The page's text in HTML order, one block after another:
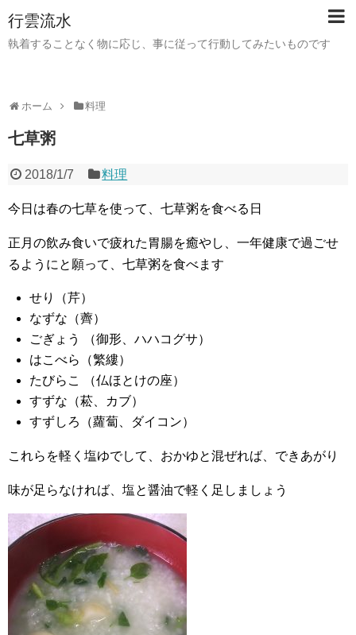
行雲流水
執着することなく物に応じ、事に従って行動してみたいものです
ホーム 料理
七草粥
2018/1/7 料理
今日は春の七草を使って、七草粥を食べる日
正月の飲み食いで疲れた胃腸を癒やし、一年健康で過ごせ
るようにと願って、七草粥を食べます
せり（芹）
なずな（薺）
ごぎょう （御形、ハハコグサ）
はこべら（繁縷）
たびらこ （仏ほとけの座）
すずな（菘、カブ）
すずしろ（蘿蔔、ダイコン）
これらを軽く塩ゆでして、おかゆと混ぜれば、できあがり
味が足らなければ、塩と醤油で軽く足しましょう